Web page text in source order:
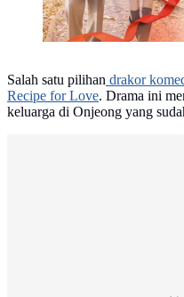
Salah satu pilihan drakor
Recipe for Love. Drama ini
keluarga di Onjeong yang